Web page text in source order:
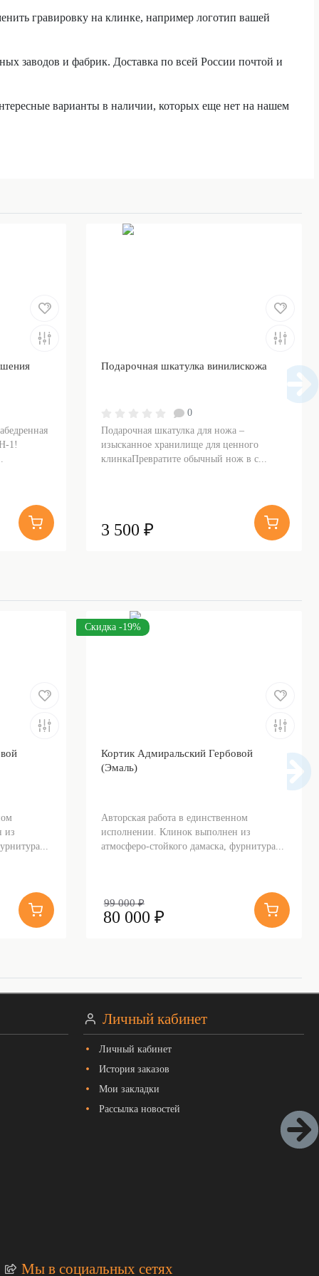
гравировку на клинке, например логотип вашей
заводов и фабрик. Доставка по всей России почтой и
варианты в наличии, которых еще нет на нашем
1!
Подарочная шкатулка винилискожа
0
Подарочная шкатулка для ножа –
изысканное хранилище для ценного
клинкаПревратите обычный нож в с...
3 500 ₽
из
Скидка -19%
Кортик Адмиральский Гербовой
(Эмаль)
Авторская работа в единственном
исполнении. Клинок выполнен из
атмосферо-стойкого дамаска, фурнитура...
99 000 ₽
80 000 ₽
Личный кабинет
Личный кабинет
История заказов
Мои закладки
Рассылка новостей
Мы в социальных сетях